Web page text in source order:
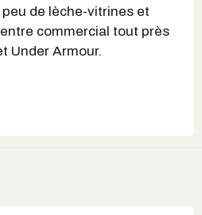
de lèche-vitrines et
commercial tout près
Under Armour.